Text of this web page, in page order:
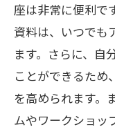
自宅で学
ライフス
ラン
オンライ
自宅での
方
座は非常に便利で
資料は、いつでも
ます。さらに、自
ことができるため
を高められます。
ムやワークショッ